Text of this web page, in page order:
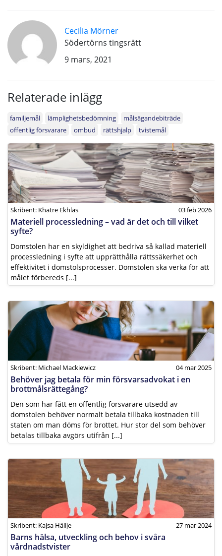
Cecilia Mörner
Södertörns tingsrätt
9 mars, 2021
Relaterade inlägg
familjemål lämplighetsbedömning
målsägandebiträde
offentlig försvarare
ombud rättshjalp tvistemål
Skribent: Khatre Ekhlas 03 feb 2026
Materiell processledning – vad är det och till vilket
syfte?
Domstolen har en skyldighet att bedriva så kallad materiell
processledning i syfte att upprätthålla rättssäkerhet och
effektivitet i domstolsprocesser. Domstolen ska verka för att
målet förbereds [...]
Skribent: Michael Mackiewicz 04 mar 2025
Behöver jag betala för min försvarsadvokat i en
brottmålsrättegång?
Den som har fått en offentlig försvarare utsedd av
domstolen behöver normalt betala tillbaka kostnaden till
staten om man döms för brottet. Hur stor del som behöver
betalas tillbaka avgörs utifrån [...]
Skribent: Kajsa Hällje 27 mar 2024
Barns hälsa, utveckling och behov i svåra
vårdnadstvister